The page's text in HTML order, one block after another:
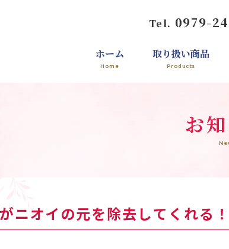
Tel. 0979-
ホーム
Home
取り扱い商品
Products
お
ニオイの元を除去してくれる！